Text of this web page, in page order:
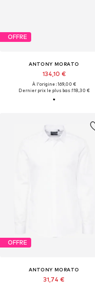
OFFRE
ANTONY MORATO
134,10 €
À l'origine : 169,00 €
Dernier prix le plus bas :118,30 €
OFFRE
ANTONY MORATO
31,74 €